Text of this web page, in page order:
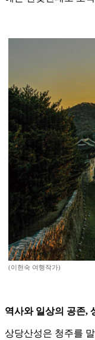
(이현숙 여행작가)
역사와 일상의 공존,
상당산성은 청주를